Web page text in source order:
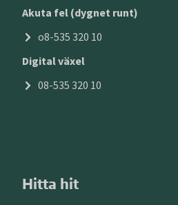
Akuta fel (dygnet runt)
o8-535 320 10
Digital växel
08-535 320 10
Hitta hit